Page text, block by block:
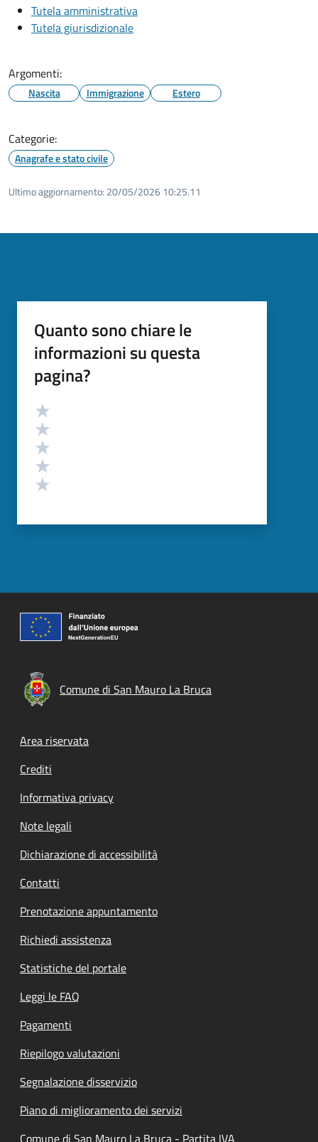
Tutela amministrativa
Tutela giurisdizionale
Argomenti:
Nascita Immigrazione Estero
Categorie:
Anagrafe e stato civile
Ultimo aggiornamento: 20/05/2026 10:25.11
Quanto sono chiare le
informazioni su questa
pagina?
Valutazione
Comune di San Mauro La Bruca
Footer menu
Area riservata
Crediti
Informativa privacy
Note legali
Dichiarazione di accessibilità
Contatti
Prenotazione appuntamento
Richiedi assistenza
Statistiche del portale
Leggi le FAQ
Pagamenti
Riepilogo valutazioni
Segnalazione disservizio
Piano di miglioramento dei servizi
Comune di San Mauro La Bruca - Partita IVA